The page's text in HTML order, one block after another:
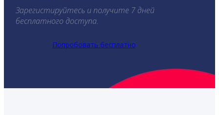
Зарегистируйтесь и получите 7 дней
бесплатного доступа.
Попробовать бесплатно